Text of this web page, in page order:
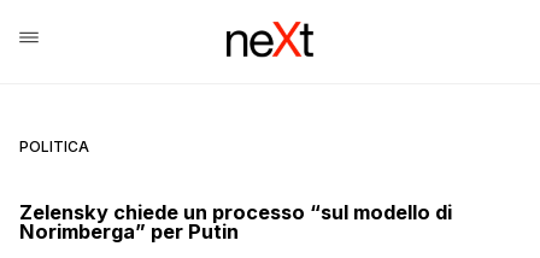
POLITICA
Zelensky chiede un processo “sul modello di
Norimberga” per Putin